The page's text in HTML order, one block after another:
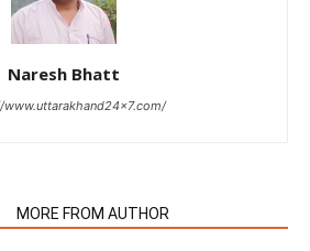
Naresh Bhatt
MORE FROM AUTHOR